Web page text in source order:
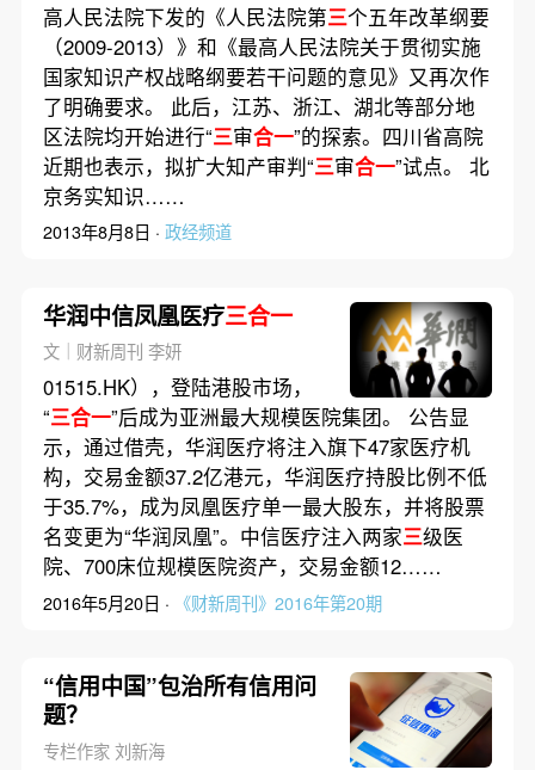
高人民法院下发的《人民法院第三个五年改革纲要
（2009-2013）》和《最高人民法院关于贯彻实施
国家知识产权战略纲要若干问题的意见》又再次作
了明确要求。 此后，江苏、浙江、湖北等部分地
区法院均开始进行“三审合一”的探索。四川省高院
近期也表示，拟扩大知产审判“三审合一”试点。 北
京务实知识……
2013年8月8日 · 政经频道
华润中信凤凰医疗三合一
文｜财新周刊 李妍
01515.HK），登陆港股市场，
“三合一”后成为亚洲最大规模医院集团。 公告显
示，通过借壳，华润医疗将注入旗下47家医疗机
构，交易金额37.2亿港元，华润医疗持股比例不低
于35.7%，成为凤凰医疗单一最大股东，并将股票
名变更为“华润凤凰”。中信医疗注入两家三级医
院、700床位规模医院资产，交易金额12……
2016年5月20日 · 《财新周刊》2016年第20期
“信用中国”包治所有信用问
题？
专栏作家 刘新海